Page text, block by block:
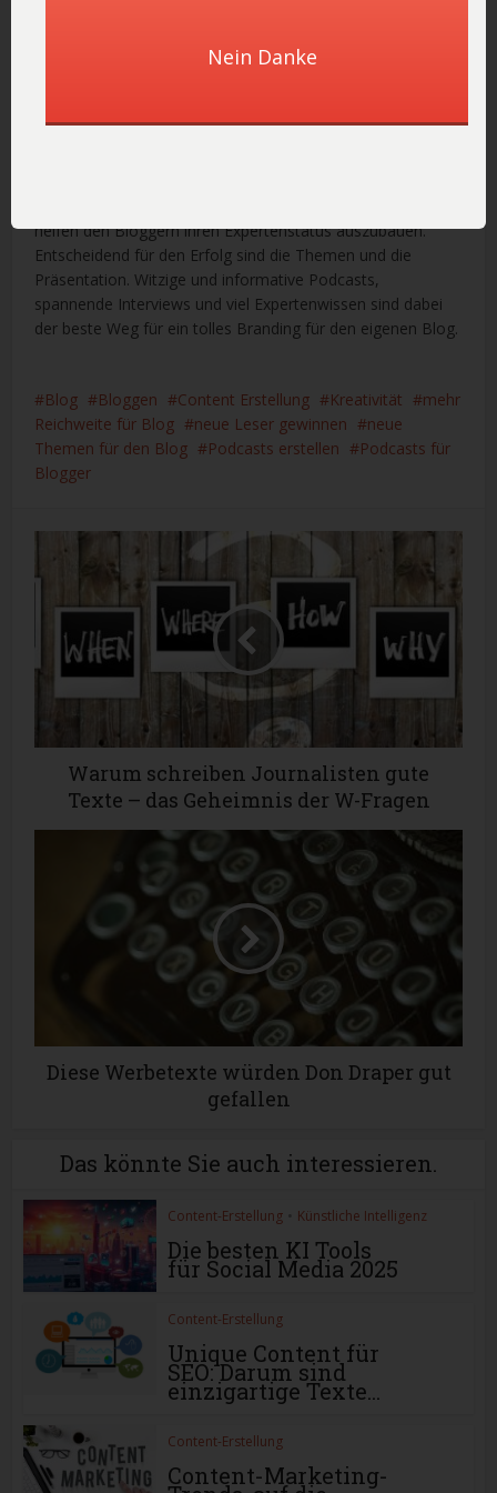
investieren? Blogger können dank Podcasts ihren Lesern
helfen den Bloggern ihren Expertenstatus auszubauen.
Entscheidend für den Erfolg sind die Themen und die
Präsentation. Witzige und informative Podcasts,
spannende Interviews und viel Expertenwissen sind dabei
der beste Weg für ein tolles Branding für den eigenen Blog.
Blog Bloggen Content Erstellung Kreativität
mehr
Reichweite für Blog
neue Leser gewinnen
neue
Themen für den Blog
Podcasts erstellen
Podcasts für
Blogger
Warum schreiben Journalisten gute
Texte – das Geheimnis der W-Fragen
Diese Werbetexte würden Don Draper gut
gefallen
Das könnte Sie auch interessieren.
Content-Erstellung Künstliche Intelligenz
Die besten KI Tools
für Social Media 2025
Content-Erstellung
Unique Content für
SEO: Darum sind
einzigartige Texte...
Content-Erstellung
Content-Marketing-
Nein Danke